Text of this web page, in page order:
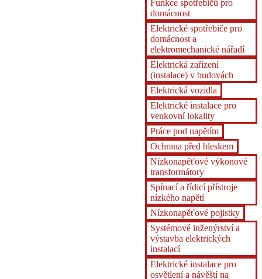
Funkce spotřebičů pro
domácnost
Elektrické spotřebiče pro
domácnost a
elektromechanické nářadí
Elektrická zařízení
(instalace) v budovách
Elektrická vozidla
Elektrické instalace pro
venkovní lokality
Práce pod napětím
Ochrana před bleskem
Nízkonapěťové výkonové
transformátory
Spínací a řídicí přístroje
nízkého napětí
Nízkonapěťové pojistky
Systémové inženýrství a
výstavba elektrických
instalací
Elektrické instalace pro
osvětlení a návěští na